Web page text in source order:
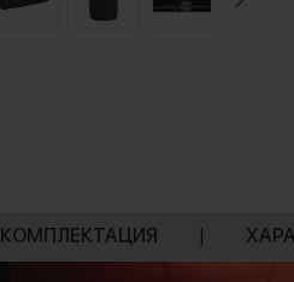
КОМПЛЕКТАЦИЯ |